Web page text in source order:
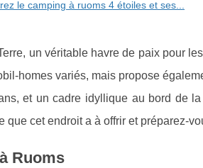
le camping à ruoms 4 étoiles et ses...
un véritable havre de paix pour
homes variés, mais propose
et un cadre idyllique au bord de la
cet endroit a à offrir et préparez-
Ruoms